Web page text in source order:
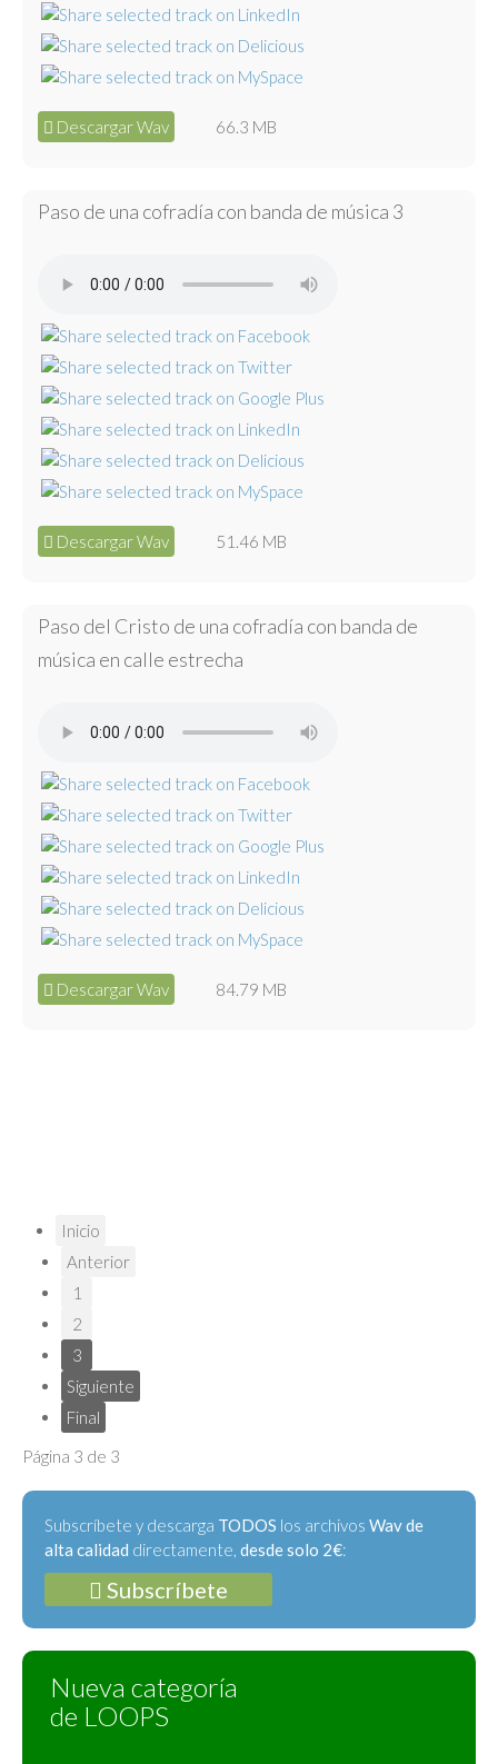
Descargar Wav 66.3 MB
Paso de una cofradía con banda de música 3
Descargar Wav 51.46 MB
Paso del Cristo de una cofradía con banda de
música en calle estrecha
Descargar Wav 84.79 MB
Inicio
Anterior
1
2
3
Siguiente
Final
Página 3 de 3
Subscríbete y descarga TODOS los archivos Wav de
alta calidad directamente, desde solo 2€:
Subscríbete
Nueva categoría
de LOOPS